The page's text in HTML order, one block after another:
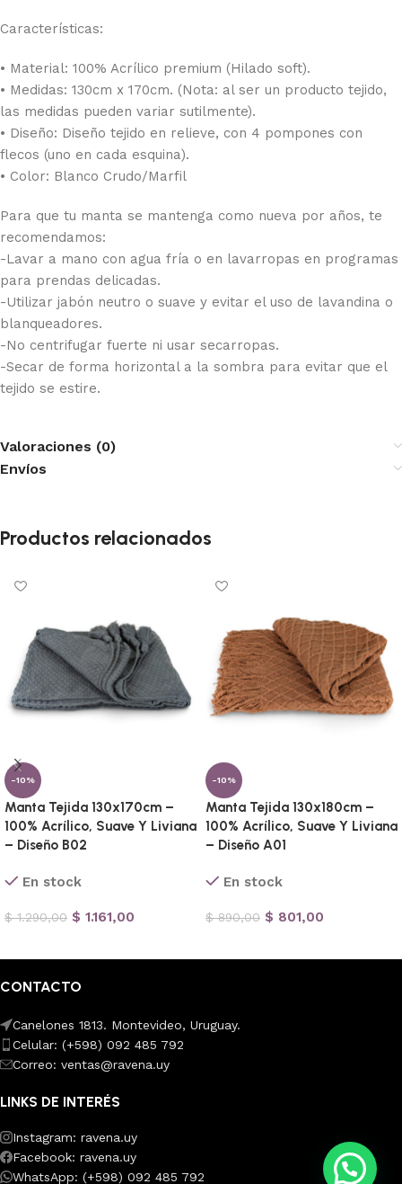
Características:
• Material: 100% Acrílico premium (Hilado soft).
• Medidas: 130cm x 170cm. (Nota: al ser un producto tejido,
las medidas pueden variar sutilmente).
• Diseño: Diseño tejido en relieve, con 4 pompones con
flecos (uno en cada esquina).
• Color: Blanco Crudo/Marfil
Para que tu manta se mantenga como nueva por años, te
recomendamos:
-Lavar a mano con agua fría o en lavarropas en programas
para prendas delicadas.
-Utilizar jabón neutro o suave y evitar el uso de lavandina o
blanqueadores.
-No centrifugar fuerte ni usar secarropas.
-Secar de forma horizontal a la sombra para evitar que el
tejido se estire.
Valoraciones (0)
Envíos
Productos relacionados
-10%
Manta Tejida 130x170cm –
100% Acrílico, Suave Y Liviana
– Diseño B02
En stock
$1.290,00 $ 1.161,00
-10%
Manta Tejida 130x180cm –
100% Acrílico, Suave Y Liviana
– Diseño A01
En stock
$890,00 $ 801,00
CONTACTO
Canelones 1813. Montevideo, Uruguay.
Celular: (+598) 092 485 792
Correo: ventas@ravena.uy
LINKS DE INTERÉS
Instagram: ravena.uy
Facebook: ravena.uy
WhatsApp: (+598) 092 485 792